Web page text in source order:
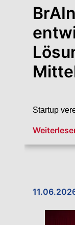
Startup